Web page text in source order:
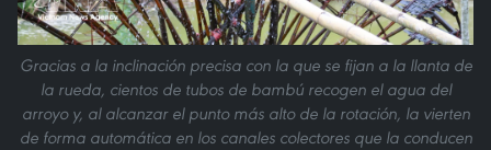
Gracias a la inclinación precisa con la que se fijan a la llanta de
la rueda, cientos de tubos de bambú recogen el agua del
arroyo y, al alcanzar el punto más alto de la rotación, la vierten
de forma automática en los canales colectores que la conducen